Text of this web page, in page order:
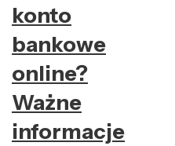
konto
bankowe
online?
Ważne
informacje